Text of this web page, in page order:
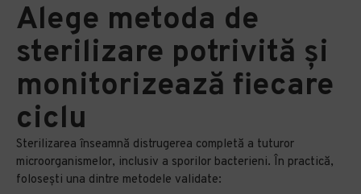
Alege metoda de
sterilizare potrivită și
monitorizează fiecare
ciclu
Sterilizarea înseamnă distrugerea completă a tuturor
microorganismelor, inclusiv a sporilor bacterieni. În practică,
folosești una dintre metodele validate: